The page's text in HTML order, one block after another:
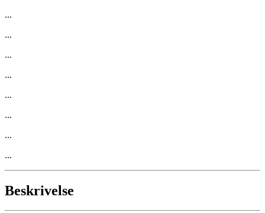
...
...
...
...
...
...
...
...
Beskrivelse